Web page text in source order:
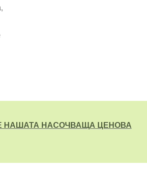
НАШАТА НАСОЧВАЩА ЦЕНОВА